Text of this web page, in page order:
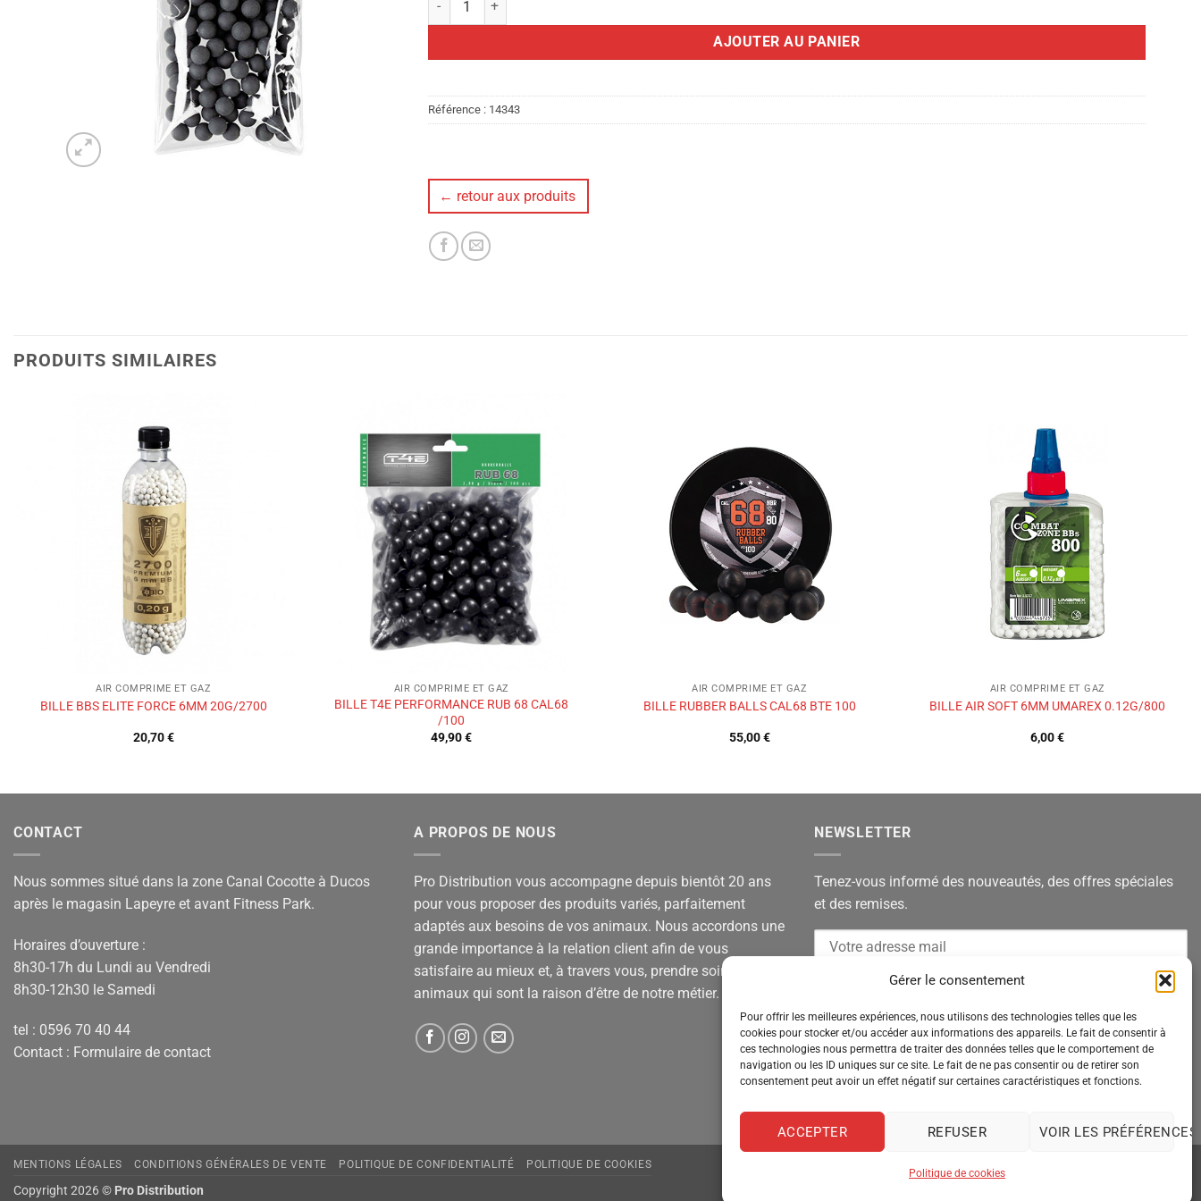
Gérer le consentement
Pour offrir les meilleures expériences, nous utilisons des technologies telles que les
cookies pour stocker et/ou accéder aux informations des appareils. Le fait de consentir à
ces technologies nous permettra de traiter des données telles que le comportement de
navigation ou les ID uniques sur ce site. Le fait de ne pas consentir ou de retirer son
consentement peut avoir un effet négatif sur certaines caractéristiques et fonctions.
ACCEPTER REFUSER VOIR LES PRÉFÉRENCES
Politique de cookies
AJOUTER AU PANIER
Référence : 14343
← retour aux produits
PRODUITS SIMILAIRES
AIR COMPRIME ET GAZ
BILLE BBS ELITE FORCE 6MM 20G/2700
20,70€
AIR COMPRIME ET GAZ
BILLE T4E PERFORMANCE RUB 68 CAL68
/100
49,90€
AIR COMPRIME ET GAZ
BILLE RUBBER BALLS CAL68 BTE 100
55,00€
AIR COMPRIME ET GAZ
BILLE AIR SOFT 6MM UMAREX 0.12G/800
6,00€
CONTACT
Nous sommes situé dans la zone Canal Cocotte à Ducos
après le magasin Lapeyre et avant Fitness Park.
Horaires d’ouverture :
8h30-17h du Lundi au Vendredi
8h30-12h30 le Samedi
tel : 0596 70 40 44
Contact : Formulaire de contact
A PROPOS DE NOUS
Pro Distribution vous accompagne depuis bientôt 20 ans
pour vous proposer des produits variés, parfaitement
adaptés aux besoins de vos animaux. Nous accordons une
grande importance à la relation client afin de vous
satisfaire au mieux et, à travers vous, prendre soin de vos
animaux qui sont la raison d’être de notre métier.
NEWSLETTER
Tenez-vous informé des nouveautés, des offres spéciales
et des remises.
MENTIONS LÉGALES CONDITIONS GÉNÉRALES DE VENTE POLITIQUE DE CONFIDENTIALITÉ POLITIQUE DE COOKIES
Copyright 2026 © Pro Distribution